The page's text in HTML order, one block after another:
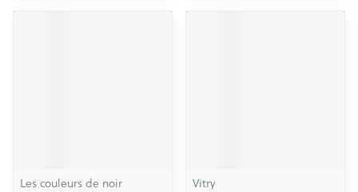
Les couleurs de noir Vitry